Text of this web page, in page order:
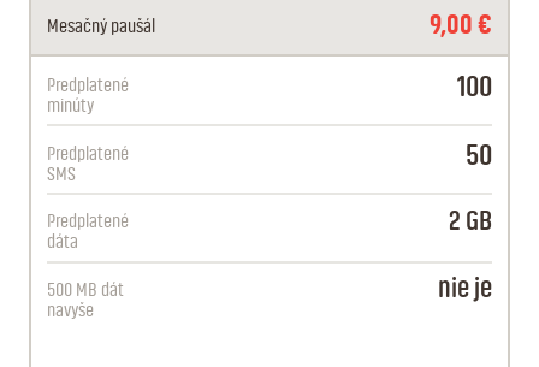
Predplatené
minúty
100
Predplatené
SMS
50
Predplatené
dáta
2 GB
500 MB dát
navyše
nie je
Mesačný paušál 9,00 €